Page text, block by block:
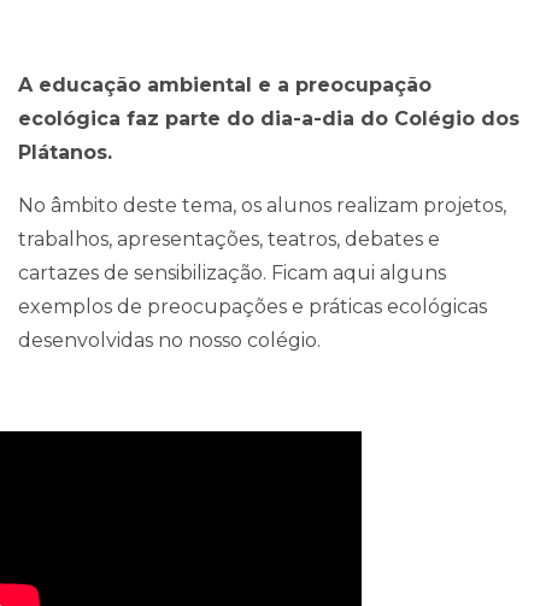
A educação ambiental e a preocupação
ecológica faz parte do dia-a-dia do Colégio dos
Plátanos.
No âmbito deste tema, os alunos realizam projetos,
trabalhos, apresentações, teatros, debates e
cartazes de sensibilização. Ficam aqui alguns
exemplos de preocupações e práticas ecológicas
desenvolvidas no nosso colégio.